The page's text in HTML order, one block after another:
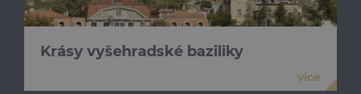
Krásy vyšehradské baziliky
více